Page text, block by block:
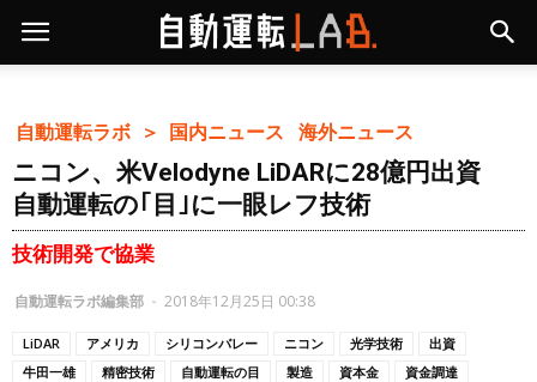
自動運転ラボ ＞ 国内ニュース 海外ニュース
ニコン、米Velodyne LiDARに28億円出資
自動運転の｢目｣に一眼レフ技術
技術開発で協業
自動運転ラボ編集部 - 2018年12月25日 00:38
LiDAR アメリカ シリコンバレー ニコン 光学技術
出資
牛田一雄
精密技術 自動運転の目 製造 資本金
資金調達